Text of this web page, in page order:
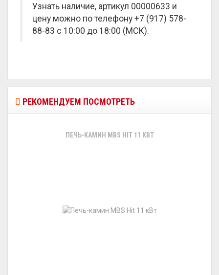
Узнать наличие, артикул 00000633 и
цену можно по телефону +7 (917) 578-
88-83 с 10:00 до 18:00 (МСК).
РЕКОМЕНДУЕМ ПОСМОТРЕТЬ
ПЕЧЬ-КАМИН MBS HIT 11 КВТ